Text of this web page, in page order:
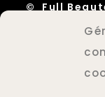
© Full
Plan du site
Politique des